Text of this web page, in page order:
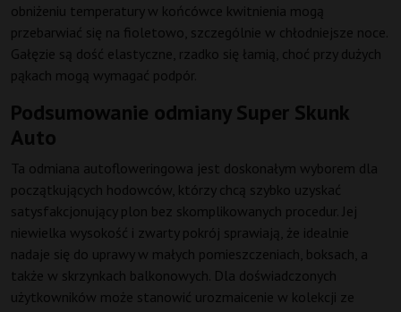
obniżeniu temperatury w końcówce kwitnienia mogą
przebarwiać się na fioletowo, szczególnie w chłodniejsze noce.
Gałęzie są dość elastyczne, rzadko się łamią, choć przy dużych
pąkach mogą wymagać podpór.
Podsumowanie odmiany Super Skunk
Auto
Ta odmiana autofloweringowa jest doskonałym wyborem dla
początkujących hodowców, którzy chcą szybko uzyskać
satysfakcjonujący plon bez skomplikowanych procedur. Jej
niewielka wysokość i zwarty pokrój sprawiają, że idealnie
nadaje się do uprawy w małych pomieszczeniach, boksach, a
także w skrzynkach balkonowych. Dla doświadczonych
użytkowników może stanowić urozmaicenie w kolekcji ze